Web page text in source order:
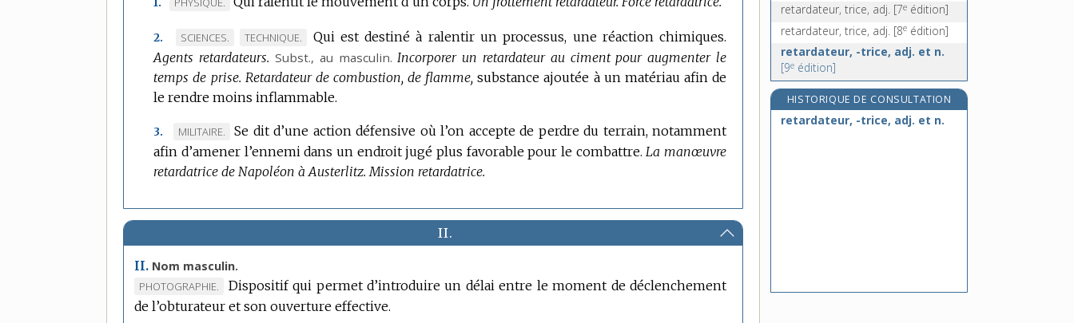
1.
DOMAINE
:
2.
MARQUE
DE
DOMAINE
:
SCIENCES.
MARQUE
DE
DOMAINE
:
TECHNIQUE.
Qui est destiné à ralentir un processus, une réaction chimiques.
Agents retardateurs. Subst., au masculin. Incorporer un retardateur au ciment pour augmenter le
temps de prise. Retardateur de combustion, de flamme, substance ajoutée à un matériau afin de
le rendre moins inflammable.
3.
MARQUE
DE
DOMAINE
MILITAIRE.
Se dit d’une action défensive où l’on accepte de perdre du terrain, notamment
afin d’amener l’ennemi dans un endroit jugé plus favorable pour le combattre. La manœuvre
retardatrice de Napoléon à Austerlitz. Mission retardatrice.
II.
II. Nom masculin.
MARQUE
DE
PHOTOGRAPHIE.
Dispositif qui permet d’introduire un délai entre le moment de déclenchement
de l’obturateur et son ouverture effective.
retardateur, trice, adj. [7e édition]
retardateur, trice, adj. [8e édition]
retardateur, -trice, adj. et n.
[9e édition]
HISTORIQUE DE CONSULTATION
retardateur, -trice, adj. et n.